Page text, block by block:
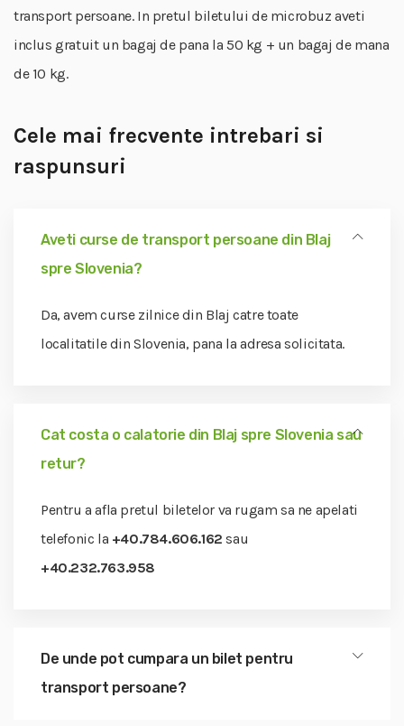
transport persoane. In pretul biletului de microbuz aveti
inclus gratuit un bagaj de pana la 50 kg + un bagaj de mana
de 10 kg.
Cele mai frecvente intrebari si
raspunsuri
Aveti curse de transport persoane din Blaj
spre Slovenia?
Da, avem curse zilnice din Blaj catre toate
localitatile din Slovenia, pana la adresa solicitata.
Cat costa o calatorie din Blaj spre Slovenia sau
retur?
Pentru a afla pretul biletelor va rugam sa ne apelati
telefonic la +40.784.606.162 sau
+40.232.763.958
De unde pot cumpara un bilet pentru
transport persoane?